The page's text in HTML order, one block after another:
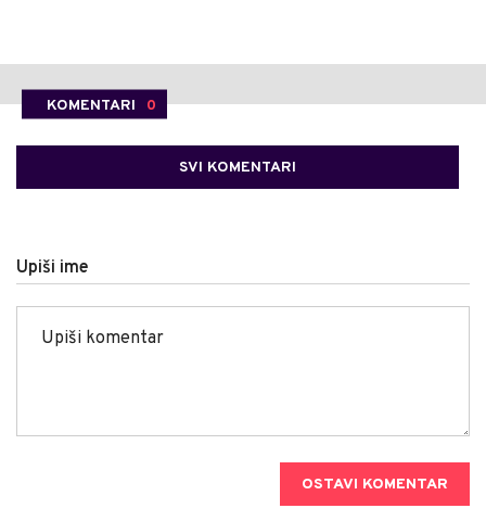
KOMENTARI 0
SVI KOMENTARI
Upiši ime
OSTAVI KOMENTAR